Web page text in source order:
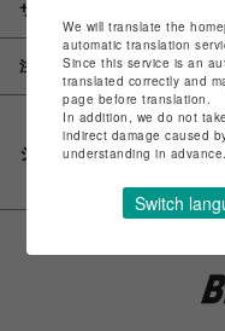
サイズ
注意事項
シェアする
We will translate the
automatic translation
Since this service is an
translated correctly and
page before translation.
In addition, we do not
indirect damage caused
understanding in advance.
Switch